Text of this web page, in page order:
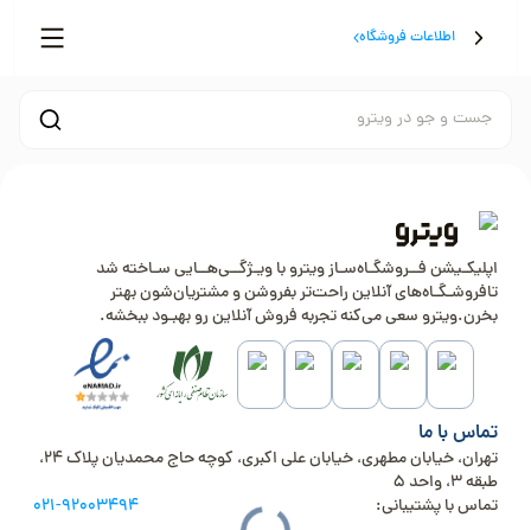
اطلاعات فروشگاه
جست و جو در ویترو
اپلیکـیشن فــروشگـاه‌سـاز ویترو با ویـژگــی‌هــایی سـاخته شد
تافروشـگـاه‌های آنلاین راحت‌تر بفروشن و مشتریان‌شون بهتر
بخرن.ویترو سعی می‌کنه تجربه فروش آنلاین رو بهبـود ببخشه.
تماس با ما
تهران، خیابان مطهری، خیابان علی اکبری، کوچه حاج محمدیان پلاک 24،
طبقه 3، واحد 5
تماس با پشتیبانی:
021-92003494